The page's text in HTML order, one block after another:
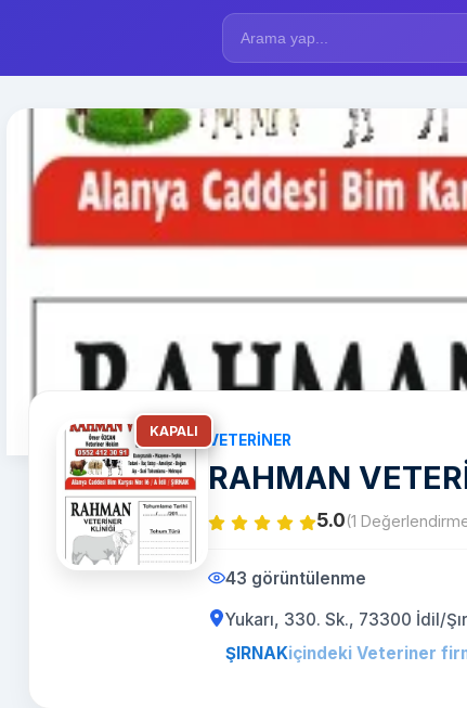
KAPALI
VETERINER
RAHMAN
5.0(1
43 görüntülenme
Yukarı, 330. Sk., 73300 İdil/
ŞIRNAKiçindeki Veteriner